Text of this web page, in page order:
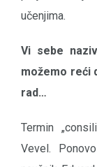
učenjima.
Vi sebe
možemo reći
rad…
Termin
Vevel.